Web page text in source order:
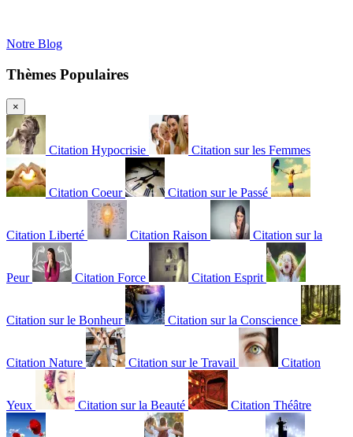
Notre Blog
Thèmes Populaires
×
Citation Hypocrisie Citation sur les Femmes
Citation Coeur Citation sur le Passé
Citation Liberté Citation Raison Citation sur la
Peur Citation Force Citation Esprit
Citation sur le Bonheur Citation sur la Conscience
Citation Nature Citation sur le Travail Citation
Yeux Citation sur la Beauté Citation Théâtre